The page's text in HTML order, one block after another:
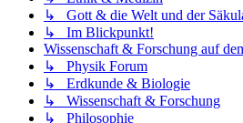
↳ Gott & die Welt und der
↳ Im Blickpunkt!
Wissenschaft & Forschung auf
↳ Physik Forum
↳ Erdkunde & Biologie
↳ Wissenschaft & Forschung
↳ Philosophie